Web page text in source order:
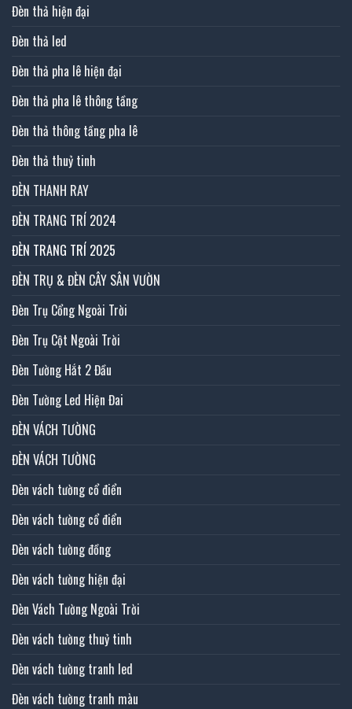
Đèn thả hiện đại
Đèn thả led
Đèn thả pha lê hiện đại
Đèn thả pha lê thông tầng
Đèn thả thông tầng pha lê
Đèn thả thuỷ tinh
ĐÈN THANH RAY
ĐÈN TRANG TRÍ 2024
ĐÈN TRANG TRÍ 2025
ĐÈN TRỤ & ĐÈN CÂY SÂN VƯỜN
Đèn Trụ Cổng Ngoài Trời
Đèn Trụ Cột Ngoài Trời
Đèn Tường Hắt 2 Đầu
Đèn Tường Led Hiện Đai
ĐÈN VÁCH TƯỜNG
ĐÈN VÁCH TƯỜNG
Đèn vách tường cổ điển
Đèn vách tường cổ điển
Đèn vách tường đồng
Đèn vách tường hiện đại
Đèn Vách Tường Ngoài Trời
Đèn vách tường thuỷ tinh
Đèn vách tường tranh led
Đèn vách tường tranh màu